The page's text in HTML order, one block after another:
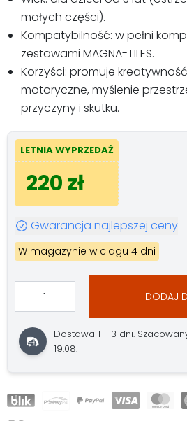
małych części).
Kompatybilność: w pełni
zestawami MAGNA-TILES.
Korzyści: promuje
motoryczne, myślenie
przyczyny i skutku.
LETNIA WYPRZEDAŻ
220 zł
Gwarancja najlepszej ceny
W magazynie w ciagu 4 dni
DODAJ
Dostawa 1 - 3 dni.
19.08.